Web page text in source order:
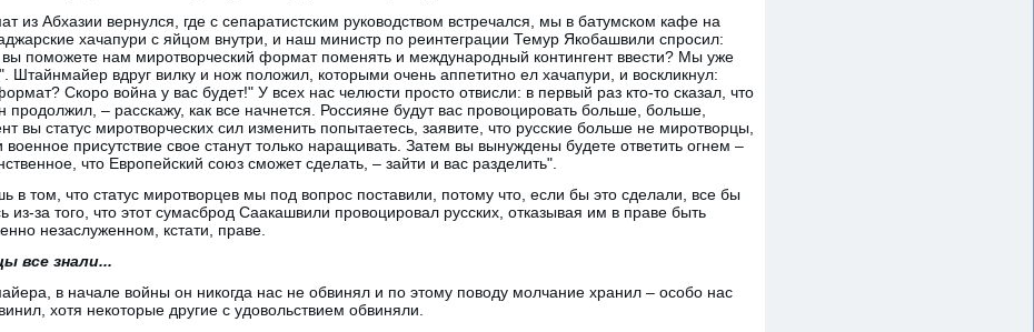
из Абхазии вернулся, где с сепаратистским руководством встречался, мы в батумском кафе на
хачапури с яйцом внутри, и наш министр по реинтеграции Темур Якобашвили спросил:
поможете нам миротворческий формат поменять и международный контингент ввести? Мы уже
Штайнмайер вдруг вилку и нож положил, которыми очень аппетитно ел хачапури, и воскликнул:
Скоро война у вас будет!" У всех нас челюсти просто отвисли: в первый раз кто-то сказал, что
продолжил, – расскажу, как все начнется. Россияне будут вас провоцировать больше, больше,
вы статус миротворческих сил изменить попытаетесь, заявите, что русские больше не миротворцы,
военное присутствие свое станут только наращивать. Затем вы вынуждены будете ответить огнем –
что Европейский союз сможет сделать, – зайти и вас разделить".
в том, что статус миротворцев мы под вопрос поставили, потому что, если бы это сделали, все бы
из-за того, что этот сумасброд Саакашвили провоцировал русских, отказывая им в праве быть
незаслуженном, кстати, праве.
все знали...
в начале войны он никогда нас не обвинял и по этому поводу молчание хранил – особо нас
хотя некоторые другие с удовольствием обвиняли.